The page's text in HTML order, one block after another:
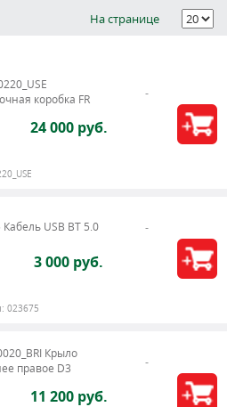
На странице
коробка FR
24 000 руб.
USB BT 5.0
3 000 руб.
023675
Крыло
правое D3
11 200 руб.